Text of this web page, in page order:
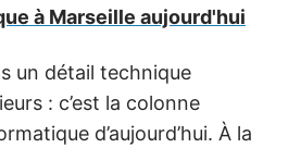
à Marseille aujourd'hui
un détail technique
: c’est la colonne
d’aujourd’hui. À la